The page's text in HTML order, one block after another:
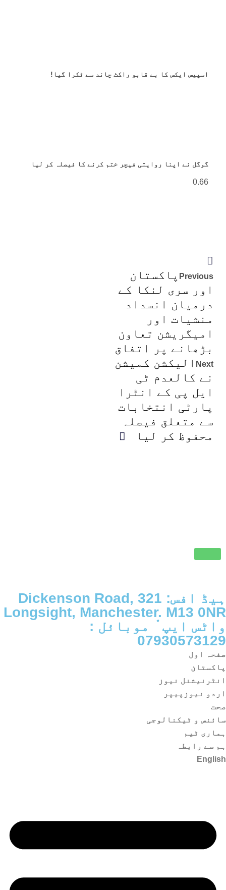
اسپیس ایکس کا بے قابو راکٹ چاند سے ٹکرا گیا!
گوگل نے اپنا روایتی فیچر ختم کرنے کا فیصلہ کر لیا
Previous پاکستان
اور سری لنکا کے
درمیان انسداد
منشیات اور
امیگریشن تعاون
بڑھانے پر اتفاق
Next الیکشن کمیشن
نے کالعدم ٹی
ایل پی کے انٹرا
پارٹی انتخابات
سے متعلق فیصلہ
محفوظ کر لیا
ہیڈ افس: 321 Dickenson Road,
Longsight, Manchester. M13 0NR
واٹس ایپ ْ موبائل :
07930573129
صفحہ اول
پاکستان
انٹرنیشنل نیوز
اردو نیوزپیپر
صحت
سائنس و ٹیکنالوجی
ہماری ٹیم
ہم سے رابطہ
English